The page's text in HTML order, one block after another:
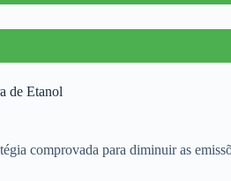
de Etanol
comprovada para diminuir as